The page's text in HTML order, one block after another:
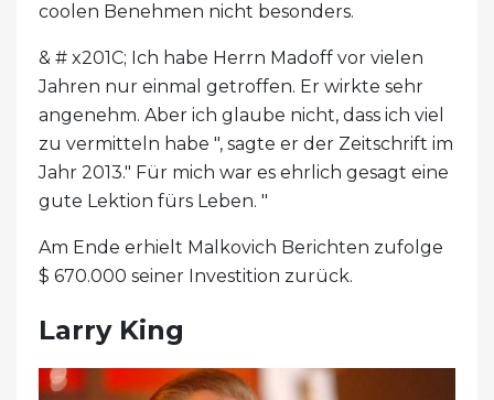
coolen Benehmen nicht besonders.
& # x201C; Ich habe Herrn Madoff vor vielen
Jahren nur einmal getroffen. Er wirkte sehr
angenehm. Aber ich glaube nicht, dass ich viel
zu vermitteln habe ", sagte er der Zeitschrift im
Jahr 2013." Für mich war es ehrlich gesagt eine
gute Lektion fürs Leben. "
Am Ende erhielt Malkovich Berichten zufolge
$ 670.000 seiner Investition zurück.
Larry King